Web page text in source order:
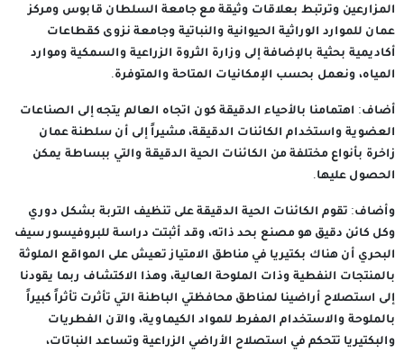
المزارعين وترتبط بعلاقات وثيقة مع جامعة السلطان قابوس ومركز
عمان للموارد الوراثية الحيوانية والنباتية وجامعة نزوى كقطاعات
أكاديمية بحثية بالإضافة إلى وزارة الثروة الزراعية والسمكية وموارد
المياه، ونعمل بحسب الإمكانيات المتاحة والمتوفرة.
أضاف: اهتمامنا بالأحياء الدقيقة كون اتجاه العالم يتجه إلى الصناعات
العضوية واستخدام الكائنات الدقيقة، مشيراً إلى أن سلطنة عمان
زاخرة بأنواع مختلفة من الكائنات الحية الدقيقة والتي ببساطة يمكن
الحصول عليها.
وأضاف: تقوم الكائنات الحية الدقيقة على تنظيف التربة بشكل دوري
وكل كائن دقيق هو مصنع بحد ذاته، وقد أثبتت دراسة للبروفيسور سيف
البحري أن هناك بكتيريا في مناطق الامتياز تعيش على المواقع الملوثة
بالمنتجات النفطية وذات الملوحة العالية، وهذا الاكتشاف ربما يقودنا
إلى استصلاح أراضينا لمناطق محافظتي الباطنة التي تأثرت تأثراً كبيراً
بالملوحة والاستخدام المفرط للمواد الكيماوية، والآن الفطريات
والبكتيريا تتحكم في استصلاح الأراضي الزراعية وتساعد النباتات،